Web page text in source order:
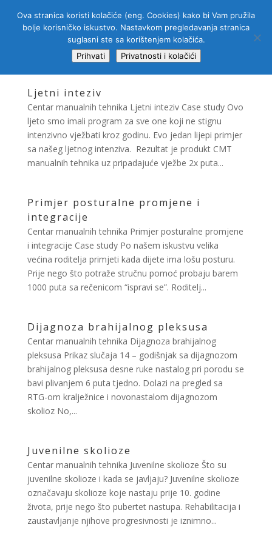
Ljetni inteziv
Centar manualnih tehnika Ljetni inteziv Case study Ovo
ljeto smo imali program za sve one koji ne stignu
intenzivno vježbati kroz godinu. Evo jedan lijepi primjer
sa našeg ljetnog intenziva. Rezultat je produkt CMT
manualnih tehnika uz pripadajuće vježbe 2x puta...
Primjer posturalne promjene i
integracije
Centar manualnih tehnika Primjer posturalne promjene
i integracije Case study Po našem iskustvu velika
većina roditelja primjeti kada dijete ima lošu posturu.
Prije nego što potraže stručnu pomoć probaju barem
1000 puta sa rečenicom “ispravi se”. Roditelj...
Dijagnoza brahijalnog pleksusa
Centar manualnih tehnika Dijagnoza brahijalnog
pleksusa Prikaz slučaja 14 – godišnjak sa dijagnozom
brahijalnog pleksusa desne ruke nastalog pri porodu se
bavi plivanjem 6 puta tjedno. Dolazi na pregled sa
RTG-om kralježnice i novonastalom dijagnozom
skolioz No,...
Juvenilne skolioze
Centar manualnih tehnika Juvenilne skolioze Što su
juvenilne skolioze i kada se javljaju? Juvenilne skolioze
označavaju skolioze koje nastaju prije 10. godine
života, prije nego što pubertet nastupa. Rehabilitacija i
zaustavljanje njihove progresivnosti je iznimno...
Ova stranica koristi kolačiće (eng. Cookies) kako bi Vam pružila
bolje korisničko iskustvo. Nastavkom pregledavanja stranica
suglasni ste sa korištenjem kolačića.
Prihvati
Privatnosti i kolačići